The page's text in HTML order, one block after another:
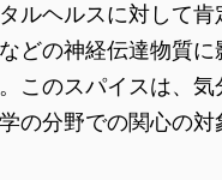
ルヘルスに対して
どの神経伝達物質
このスパイスは、
の分野での関心の対